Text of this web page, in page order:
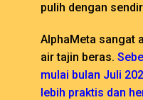
pulih dengan
AlphaMeta sangat
air tajin beras.
mulai bulan Juli
lebih praktis dan